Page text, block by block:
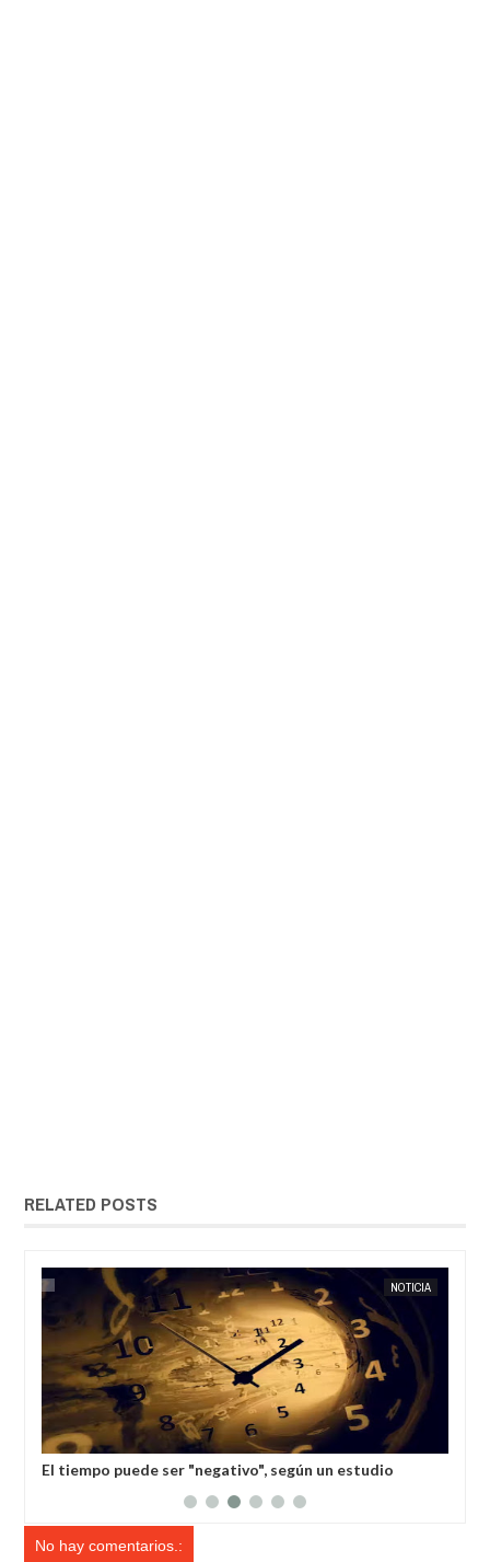
RELATED POSTS
MAY 19,
NOTICIA
El tiempo puede ser "negativo", según un estudio
EXTRANOTIX MISTERIO
No hay comentarios.: